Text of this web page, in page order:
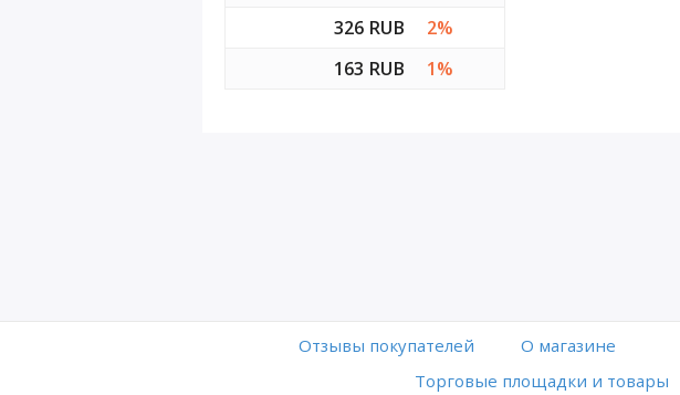
326 RUB
2%
163 RUB
1%
Отзывы покупателей O магазине
Торговые площадки и товары